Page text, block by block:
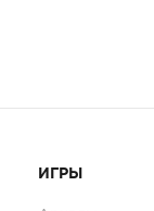
ИГРЫ